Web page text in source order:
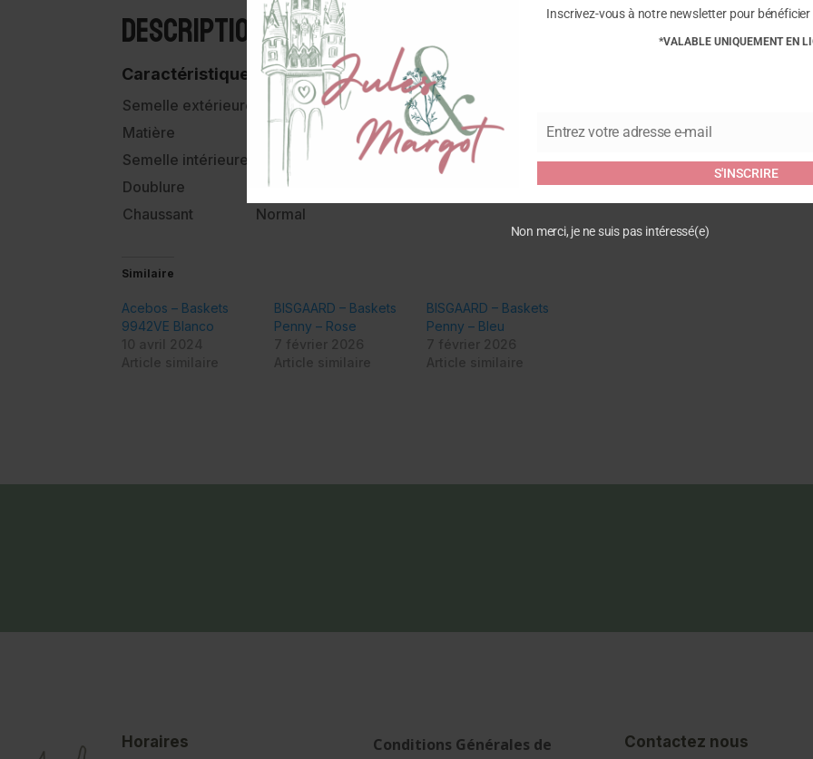
Description
Caractéristiques :
Semelle extérieure
Elastomère
Matière
Cuir laminé
Semelle intérieure
Cuir
Doublure
Cuir
Chaussant
Normal
Similaire
Acebos – Baskets
9942VE Blanco
BISGAARD – Baskets
Penny – Rose
BISGAARD – Baskets
Penny – Bleu
Commentaires
Soyez le premier à laisser
Horaires
Conditions Générales de
Contactez nous
Inscrivez-vous à notre newsletter pour
*VALABLE UNIQUEMENT EN
Email
Entrez votre adresse e-mail
S'INSCRIRE
Non merci, je ne suis pas intéressé(e)